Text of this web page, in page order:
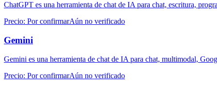
ChatGPT es una herramienta de chat de IA para chat, escritura,
Precio: Por confirmarAún no verificado
Gemini
Gemini es una herramienta de chat de IA para chat, multimodal,
Precio: Por confirmarAún no verificado